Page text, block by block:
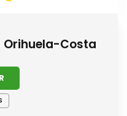
Orihuela-Costa